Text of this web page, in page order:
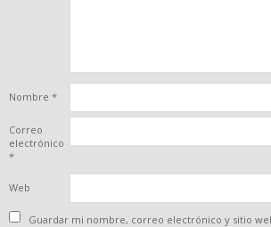
Nombre *
Correo
electrónico
*
Web
Guardar mi nombre, correo electrónico y sitio